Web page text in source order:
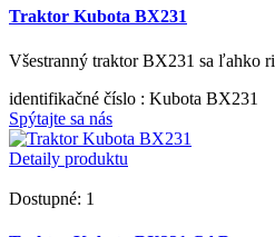
Traktor Kubota BX231
Všestranný traktor BX231 sa ľahko
identifikačné číslo : Kubota BX231
Spýtajte sa nás
Detaily produktu
Dostupné: 1